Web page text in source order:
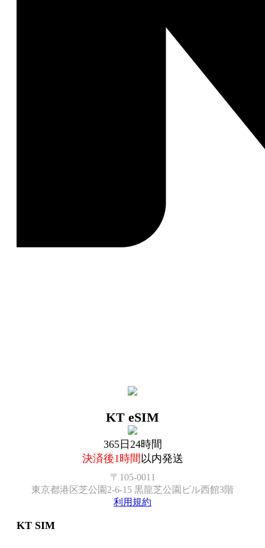
KT eSIM
365日24時間
決済後1時間以内発送
〒105-0011
東京都港区芝公園2-6-15 黒龍芝公園ビル西館3階
利用規約
KT SIM